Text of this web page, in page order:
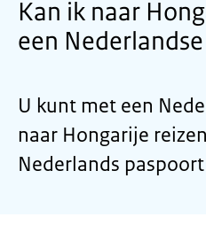
Kan ik naar
een
U kunt met een
naar Hongarije
Nederlands